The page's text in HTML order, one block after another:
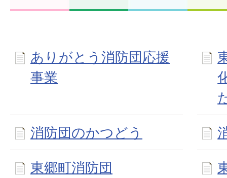
ありがとう消防団応援
事業
消防団のかつどう
東郷町消防団